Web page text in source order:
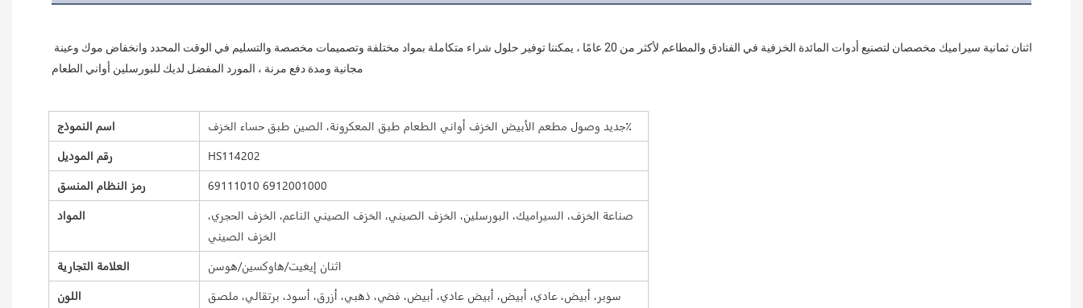
اسم النموذج
جديد وصول مطعم الأبيض الخزف أواني الطعام طبق المعكرونة، الصين طبق حساء الخزف٪
رقم الموديل
HS114202
رمز النظام المنسق
69111010 6912001000
المواد
صناعة الخزف، السيراميك، البورسلين، الخزف الصيني، الخزف الصيني الناعم، الخزف الحجري،
الخزف الصيني
العلامة التجارية
اثنان إيغيت/هاوكسين/هوسن
اللون
سوبر، أبيض، عادي، أبيض، أبيض عادي، أبيض، فضي، ذهبي، أزرق، أسود، برتقالي، ملصق